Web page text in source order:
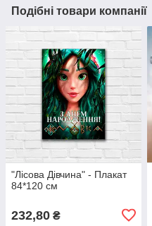
Подібні товари компанії
"Лісова Дівчина" - Плакат
84*120 см
232,80 ₴